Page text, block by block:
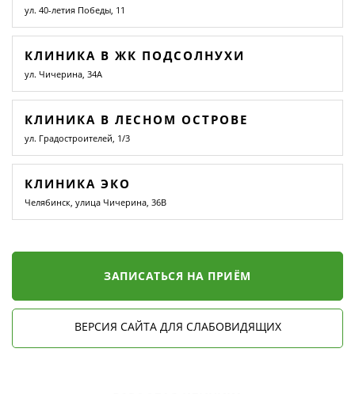
ул. 40-летия Победы, 11
КЛИНИКА В ЖК ПОДСОЛНУХИ
ул. Чичерина, 34А
КЛИНИКА В ЛЕСНОМ ОСТРОВЕ
ул. Градостроителей, 1/3
КЛИНИКА ЭКО
Челябинск, улица Чичерина, 36В
ЗАПИСАТЬСЯ НА ПРИЁМ
ВЕРСИЯ САЙТА ДЛЯ СЛАБОВИДЯЩИХ